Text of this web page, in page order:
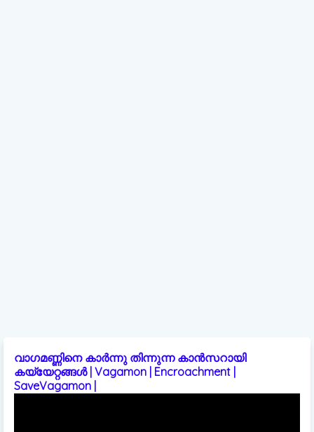
വാഗമണ്ണിനെ കാർന്നു തിന്നുന്ന കാൻസറായി
കയ്യേറ്റങ്ങൾ | Vagamon | Encroachment |
SaveVagamon |